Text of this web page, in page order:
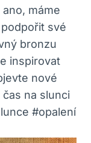
máme
své
bronzu
inspirovat
nové
na slunci
#opalení